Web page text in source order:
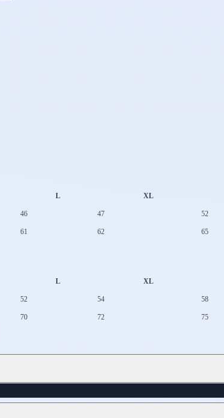
L XL
46 47 52
61 62 65
L XL
52 54 58
70 72 75